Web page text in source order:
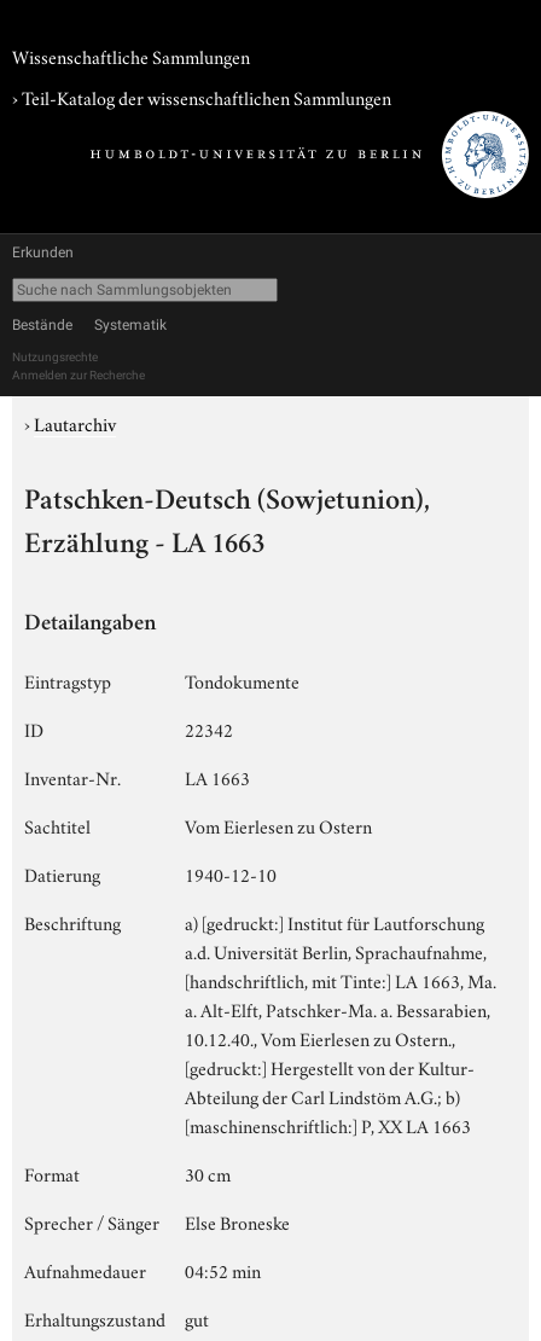
Wissenschaftliche Sammlungen
› Teil-Katalog der wissenschaftlichen Sammlungen
Erkunden
Bestände Systematik
Nutzungsrechte
Anmelden zur Recherche
›Lautarchiv
Patschken-Deutsch (Sowjetunion),
Erzählung - LA 1663
Detailangaben
Eintragstyp
Tondokumente
ID
22342
Inventar-Nr.
LA 1663
Sachtitel
Vom Eierlesen zu Ostern
Datierung
1940-12-10
Beschriftung
a) [gedruckt:] Institut für Lautforschung
a.d. Universität Berlin, Sprachaufnahme,
[handschriftlich, mit Tinte:] LA 1663, Ma.
a. Alt-Elft, Patschker-Ma. a. Bessarabien,
10.12.40., Vom Eierlesen zu Ostern.,
[gedruckt:] Hergestellt von der Kultur-
Abteilung der Carl Lindstöm A.G.; b)
[maschinenschriftlich:] P, XX LA 1663
Format
30 cm
Sprecher / Sänger
Else Broneske
Aufnahmedauer
04:52 min
Erhaltungszustand
gut